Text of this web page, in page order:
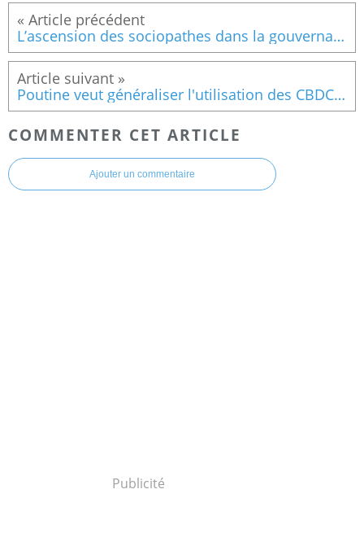
L’ascension des sociopathes dans la gouvernance américaine
Poutine veut généraliser l'utilisation des CBDC, il ne fait aucun doute que la Russie suit le plan global des Nations unies.
COMMENTER CET ARTICLE
Ajouter un commentaire
Publicité